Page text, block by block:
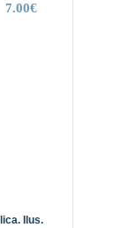
7.00€
Ilus.